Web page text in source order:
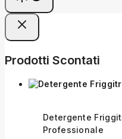
Prodotti Scontati
Detergente
Professionale